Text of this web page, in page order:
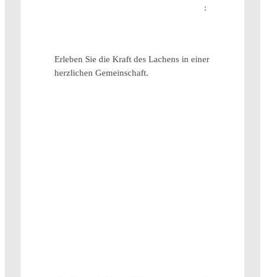
:
Erleben Sie die Kraft des Lachens in einer
herzlichen Gemeinschaft.